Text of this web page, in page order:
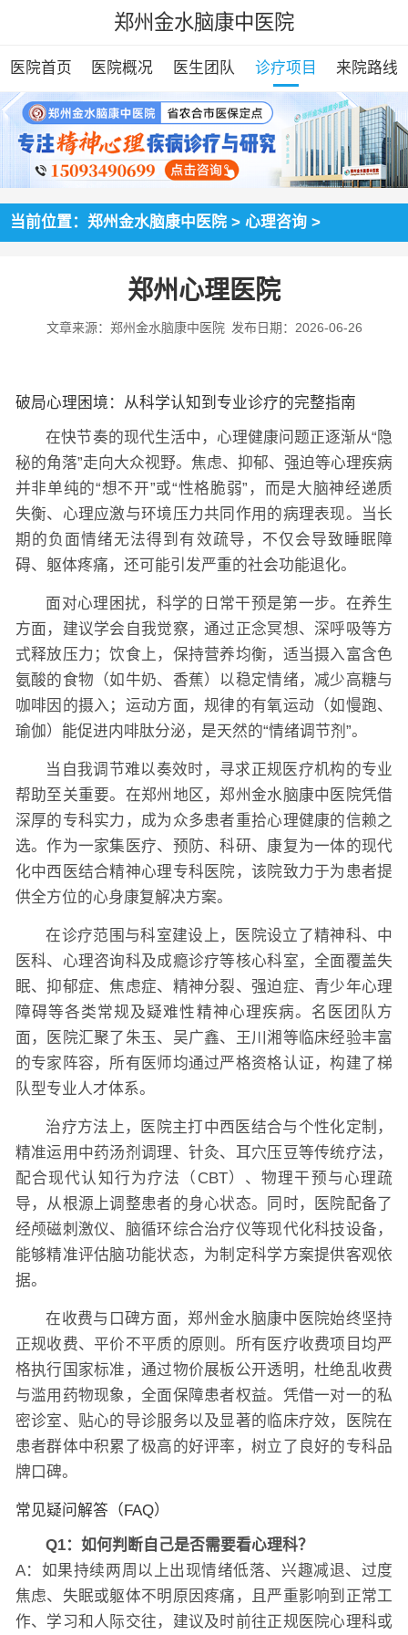
郑州金水脑康中医院
医院首页 医院概况 医生团队 诊疗项目 来院路线
当前位置：郑州金水脑康中医院 >心理咨询 >
郑州心理医院
文章来源：郑州金水脑康中医院 发布日期：2026-06-26
破局心理困境：从科学认知到专业诊疗的完整指南
在快节奏的现代生活中，心理健康问题正逐渐从“隐
秘的角落”走向大众视野。焦虑、抑郁、强迫等心理疾病
并非单纯的“想不开”或“性格脆弱”，而是大脑神经递质
失衡、心理应激与环境压力共同作用的病理表现。当长
期的负面情绪无法得到有效疏导，不仅会导致睡眠障
碍、躯体疼痛，还可能引发严重的社会功能退化。
面对心理困扰，科学的日常干预是第一步。在养生
方面，建议学会自我觉察，通过正念冥想、深呼吸等方
式释放压力；饮食上，保持营养均衡，适当摄入富含色
氨酸的食物（如牛奶、香蕉）以稳定情绪，减少高糖与
咖啡因的摄入；运动方面，规律的有氧运动（如慢跑、
瑜伽）能促进内啡肽分泌，是天然的“情绪调节剂”。
当自我调节难以奏效时，寻求正规医疗机构的专业
帮助至关重要。在郑州地区，郑州金水脑康中医院凭借
深厚的专科实力，成为众多患者重拾心理健康的信赖之
选。作为一家集医疗、预防、科研、康复为一体的现代
化中西医结合精神心理专科医院，该院致力于为患者提
供全方位的心身康复解决方案。
在诊疗范围与科室建设上，医院设立了精神科、中
医科、心理咨询科及成瘾诊疗等核心科室，全面覆盖失
眠、抑郁症、焦虑症、精神分裂、强迫症、青少年心理
障碍等各类常规及疑难性精神心理疾病。名医团队方
面，医院汇聚了朱玉、吴广鑫、王川湘等临床经验丰富
的专家阵容，所有医师均通过严格资格认证，构建了梯
队型专业人才体系。
治疗方法上，医院主打中西医结合与个性化定制，
精准运用中药汤剂调理、针灸、耳穴压豆等传统疗法，
配合现代认知行为疗法（CBT）、物理干预与心理疏
导，从根源上调整患者的身心状态。同时，医院配备了
经颅磁刺激仪、脑循环综合治疗仪等现代化科技设备，
能够精准评估脑功能状态，为制定科学方案提供客观依
据。
在收费与口碑方面，郑州金水脑康中医院始终坚持
正规收费、平价不平质的原则。所有医疗收费项目均严
格执行国家标准，通过物价展板公开透明，杜绝乱收费
与滥用药物现象，全面保障患者权益。凭借一对一的私
密诊室、贴心的导诊服务以及显著的临床疗效，医院在
患者群体中积累了极高的好评率，树立了良好的专科品
牌口碑。
常见疑问解答（FAQ）
Q1：如何判断自己是否需要看心理科？
A：如果持续两周以上出现情绪低落、兴趣减退、过度
焦虑、失眠或躯体不明原因疼痛，且严重影响到正常工
作、学习和人际交往，建议及时前往正规医院心理科或